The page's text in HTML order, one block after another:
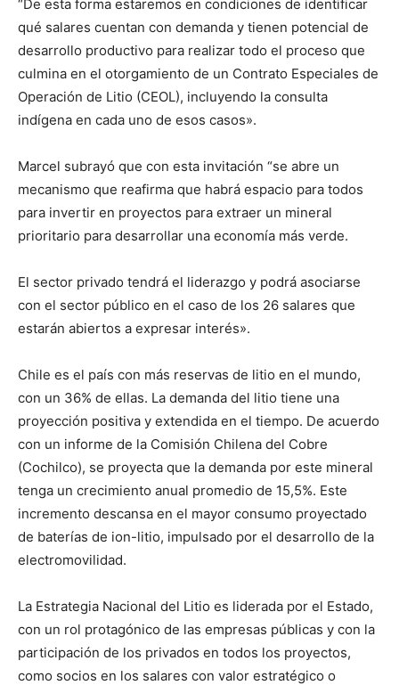
“De esta forma estaremos en condiciones de identificar
qué salares cuentan con demanda y tienen potencial de
desarrollo productivo para realizar todo el proceso que
culmina en el otorgamiento de un Contrato Especiales de
Operación de Litio (CEOL), incluyendo la consulta
indígena en cada uno de esos casos».
Marcel subrayó que con esta invitación “se abre un
mecanismo que reafirma que habrá espacio para todos
para invertir en proyectos para extraer un mineral
prioritario para desarrollar una economía más verde.
El sector privado tendrá el liderazgo y podrá asociarse
con el sector público en el caso de los 26 salares que
estarán abiertos a expresar interés».
Chile es el país con más reservas de litio en el mundo,
con un 36% de ellas. La demanda del litio tiene una
proyección positiva y extendida en el tiempo. De acuerdo
con un informe de la Comisión Chilena del Cobre
(Cochilco), se proyecta que la demanda por este mineral
tenga un crecimiento anual promedio de 15,5%. Este
incremento descansa en el mayor consumo proyectado
de baterías de ion-litio, impulsado por el desarrollo de la
electromovilidad.
La Estrategia Nacional del Litio es liderada por el Estado,
con un rol protagónico de las empresas públicas y con la
participación de los privados en todos los proyectos,
como socios en los salares con valor estratégico o